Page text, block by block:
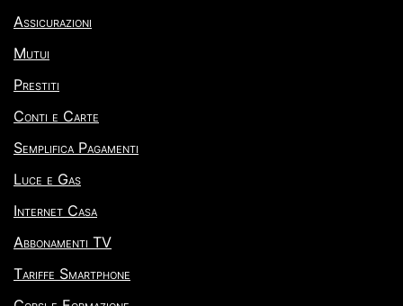
Assicurazioni
Mutui
Prestiti
Conti e Carte
Semplifica Pagamenti
Luce e Gas
Internet Casa
Abbonamenti TV
Tariffe Smartphone